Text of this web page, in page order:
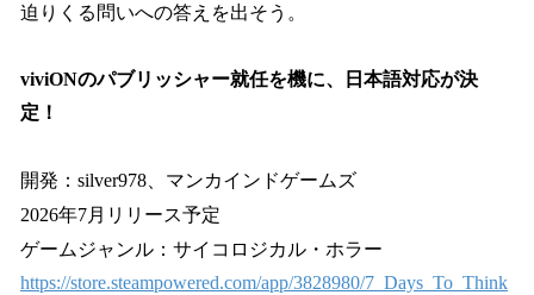
迫りくる問いへの答えを出そう。
viviONのパブリッシャー就任を機に、日本語対応が決
定！
開発：silver978、マンカインドゲームズ
2026年7月リリース予定
ゲームジャンル：サイコロジカル・ホラー
https://store.steampowered.com/app/3828980/7_Days_To_Think